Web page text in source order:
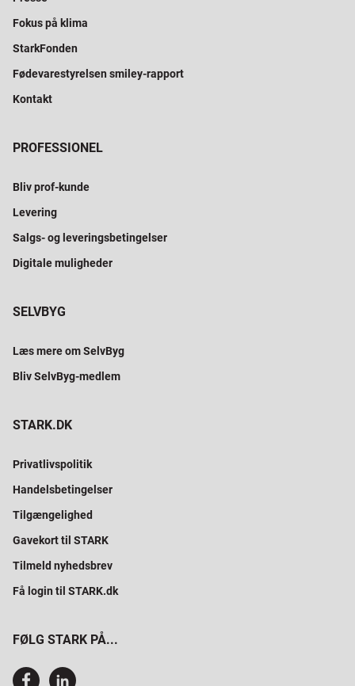
Fokus på klima
StarkFonden
Fødevarestyrelsen smiley-rapport
Kontakt
PROFESSIONEL
Bliv prof-kunde
Levering
Salgs- og leveringsbetingelser
Digitale muligheder
SELVBYG
Læs mere om SelvByg
Bliv SelvByg-medlem
STARK.DK
Privatlivspolitik
Handelsbetingelser
Tilgængelighed
Gavekort til STARK
Tilmeld nyhedsbrev
Få login til STARK.dk
FØLG STARK PÅ...